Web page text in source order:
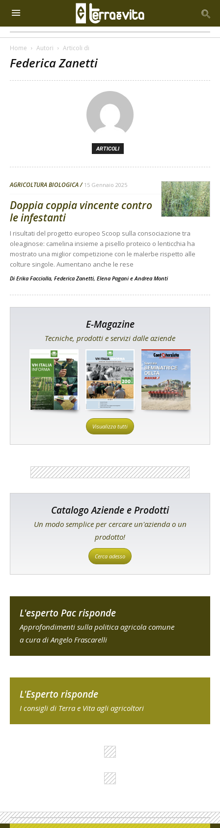
Home Autori Articoli di
Federica Zanetti
ARTICOLI
AGRICOLTURA BIOLOGICA 15 Gennaio 2025
Doppia coppia vincente contro
le infestanti
I risultati del progetto europeo Scoop sulla consociazione tra
oleaginose: camelina insieme a pisello proteico o lenticchia ha
mostrato una miglior competizione con le malerbe rispetto alle
colture singole. Aumentano anche le rese
Di Erika Facciolla, Federica Zanetti, Elena Pagani eAndrea Monti
E-Magazine
Tecniche, prodotti e servizi dalle aziende
Visualizza tutti
Catalogo Aziende e Prodotti
Un modo semplice per cercare un'azienda o un
prodotto!
Cerca adesso
L'esperto Pac risponde
Approfondimenti sulla politica agricola comune
a cura di Angelo Frascarelli
L'Esperto risponde
I consigli di Terra e Vita agli agricoltori